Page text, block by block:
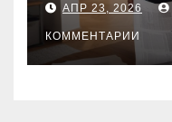
проверка
АПР 23, 2026
КОММЕНТАРИИ